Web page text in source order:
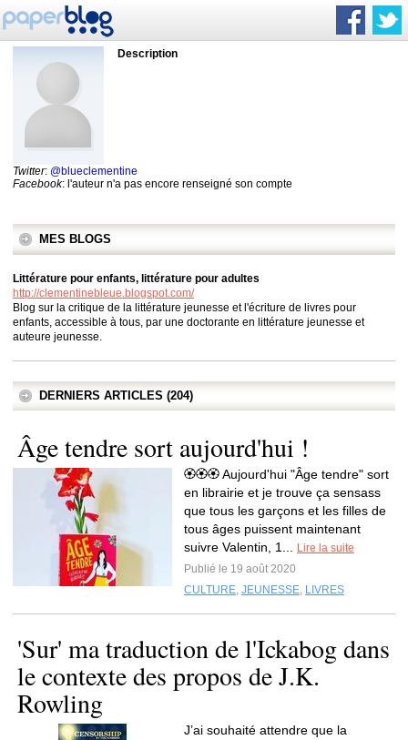
Description
Twitter: @blueclementine
Facebook: l'auteur n'a pas encore renseigné son compte
MES BLOGS
Littérature pour enfants, littérature pour adultes
http://clementinebleue.blogspot.com/
Blog sur la critique de la littérature jeunesse et l'écriture de livres pour
enfants, accessible à tous, par une doctorante en littérature jeunesse et
auteure jeunesse.
DERNIERS ARTICLES (204)
Âge tendre sort aujourd'hui !
🏵️🏵️🏵️ Aujourd'hui "Âge tendre" sort
en librairie et je trouve ça sensass
que tous les garçons et les filles de
tous âges puissent maintenant
suivre Valentin, 1...
Lire la suite
Publié le 19 août 2020
CULTURE, JEUNESSE, LIVRES
'Sur' ma traduction de l'Ickabog dans
le contexte des propos de J.K.
Rowling
J’ai souhaité attendre que la